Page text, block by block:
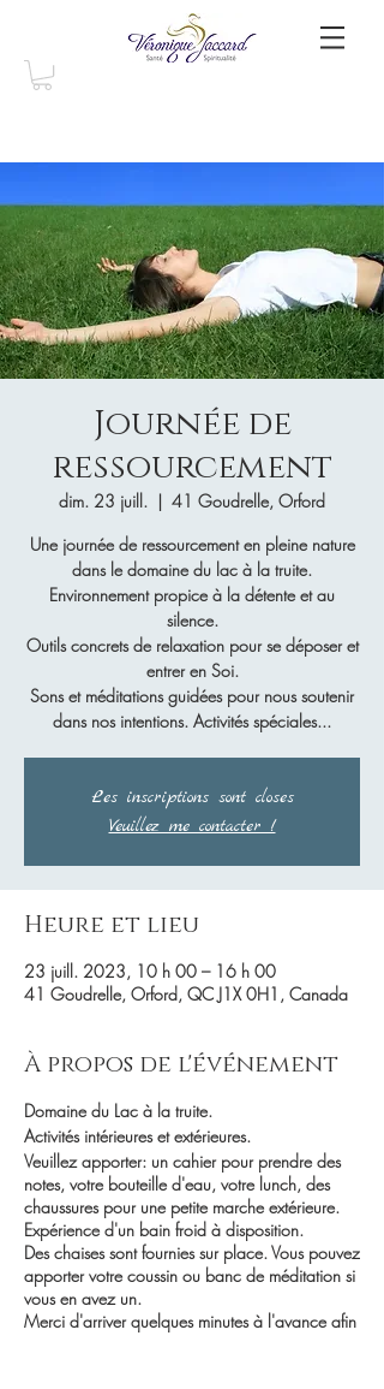
Journée de
ressourcement
dim. 23 juill.
  |
41 Goudrelle, Orford
Une journée de ressourcement en pleine nature
dans le domaine du lac à la truite.
Environnement propice à la détente et au
silence.
Outils concrets de relaxation pour se déposer et
entrer en Soi.
Sons et méditations guidées pour nous soutenir
dans nos intentions. Activités spéciales...
Les inscriptions sont closes
Veuillez me contacter !
Heure et lieu
23 juill. 2023, 10 h 00 – 16 h 00
41 Goudrelle, Orford, QC J1X 0H1, Canada
À propos de l'événement
Domaine du Lac à la truite.
Activités intérieures et extérieures.
Veuillez apporter: un cahier pour prendre des
notes, votre bouteille d'eau, votre lunch, des
chaussures pour une petite marche extérieure.
Expérience d'un bain froid à disposition.
Des chaises sont fournies sur place. Vous pouvez
apporter votre coussin ou banc de méditation si
vous en avez un.
Merci d'arriver quelques minutes à l'avance afin